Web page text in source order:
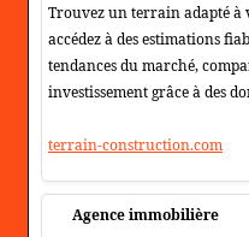
Trouvez un terrain adapté à
accédez à des estimations
tendances du marché,
investissement grâce à des
terrain-construction.com
Agence immobilière